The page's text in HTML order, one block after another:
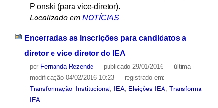
Plonski (para vice-diretor).
Localizado em NOTÍCIAS
Encerradas as inscrições para candidatos a
diretor e vice-diretor do IEA
por Fernanda Rezende — publicado29/01/2016 — última
modificação04/02/2016 10:23 — registrado em:
Transformação, Institucional , IEA, Eleições IEA, Transforma
IEA